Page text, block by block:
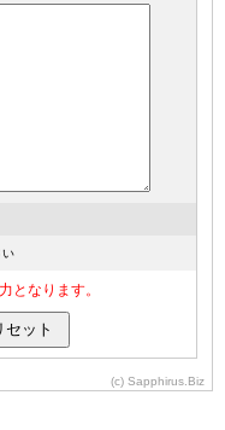
い
となります。
(c) Sapphirus.Biz